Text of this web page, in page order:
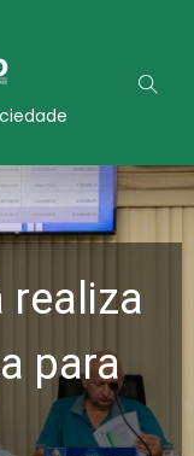
realiza
para